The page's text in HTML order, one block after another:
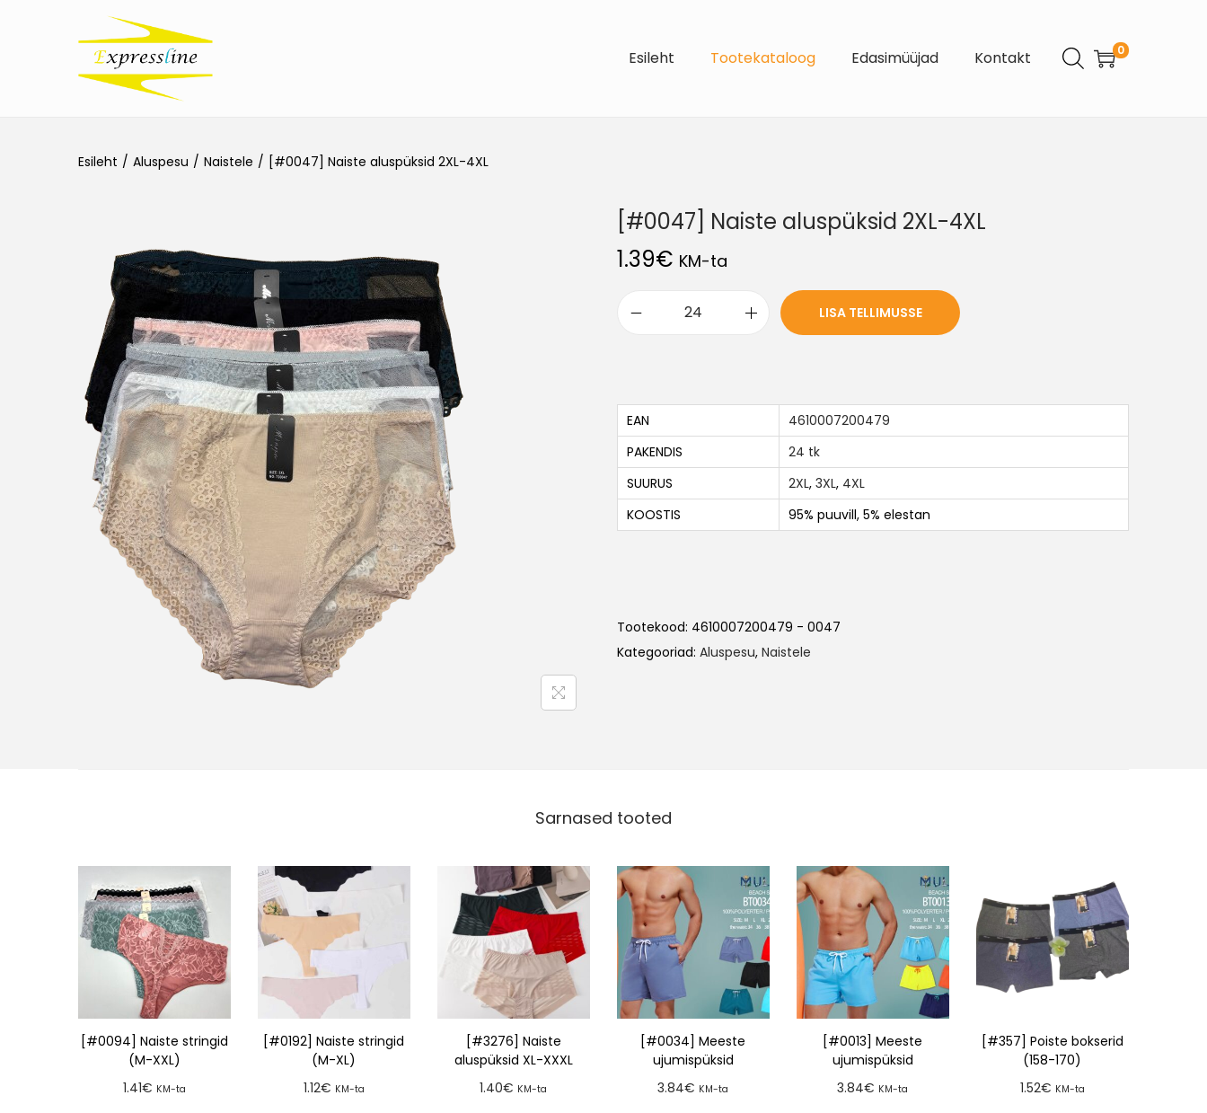
Esileht Tootekataloog Edasimüüjad Kontakt 0
Esileht / Aluspesu / Naistele / [#0047] Naiste aluspüksid 2XL-4XL
[#0047] Naiste aluspüksid 2XL-4XL
1.39€ KM-ta
LISA TELLIMUSSE
EAN
4610007200479
PAKENDIS
24 tk
SUURUS
2XL, 3XL, 4XL
KOOSTIS
95% puuvill, 5% elestan
Tootekood: 4610007200479 - 0047
Kategooriad: Aluspesu, Naistele
Sarnased tooted
[#0094] Naiste stringid
(M-XXL)
1.41€ KM-ta
[#0192] Naiste stringid
(M-XL)
1.12€ KM-ta
[#3276] Naiste
aluspüksid XL-XXXL
1.40€ KM-ta
[#0034] Meeste
ujumispüksid
3.84€ KM-ta
[#0013] Meeste
ujumispüksid
3.84€ KM-ta
[#357] Poiste bokserid
(158-170)
1.52€ KM-ta